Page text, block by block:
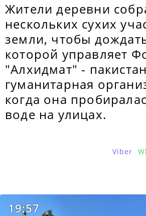
Жители деревни
нескольких сухих
земли, чтобы
которой управляет
"Алхидмат" -
гуманитарная
когда она
воде на улицах.
Viber
19:57